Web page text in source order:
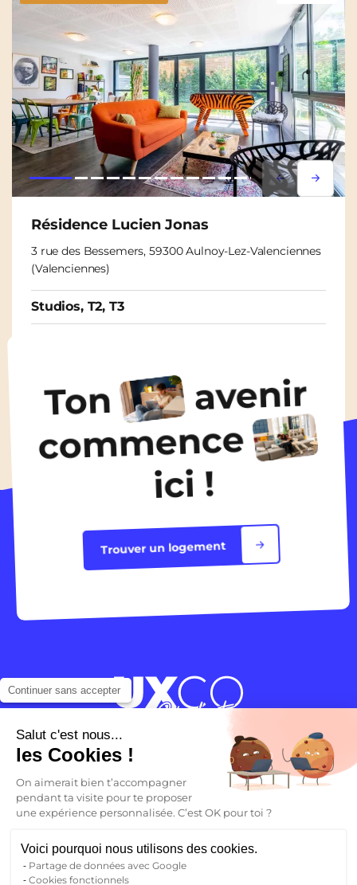
Lorem ipsum
Lorem
Résidence Lucien Jonas
3 rue des Bessemers, 59300 Aulnoy-Lez-Valenciennes
(Valenciennes)
Studios, T2, T3
Découvrir les logements
Ton avenir
commence
ici !
Trouver un logement
Ton avenir commence ici
Toutes les villes
Qui sommes-nous ?
FAQ
Nous contacter
Continuer sans accepter
Salut c'est nous...
les Cookies !
On aimerait bien t’accompagner
pendant ta visite pour te proposer
une expérience personnalisée. C’est OK pour toi ?
Voici pourquoi nous utilisons des cookies.
Partage de données avec Google
Cookies fonctionnels